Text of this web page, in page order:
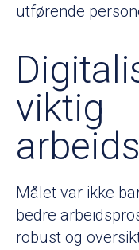
utførende
viktig
Målet var ikke
bedre
robust og